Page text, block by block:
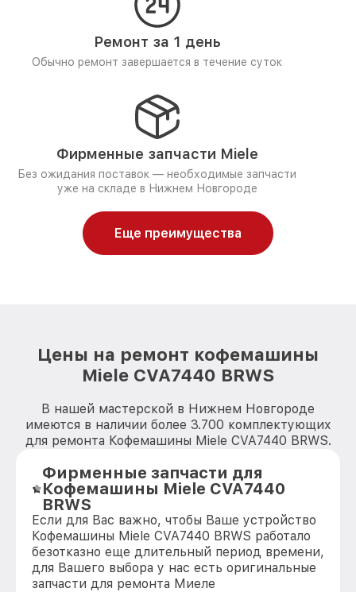
Ремонт за 1 день
Обычно ремонт завершается в течение суток
Фирменные запчасти Miele
Без ожидания поставок — необходимые запчасти
уже на складе в Нижнем Новгороде
Еще преимущества
Цены на ремонт кофемашины
Miele CVA7440 BRWS
В нашей мастерской в Нижнем Новгороде
имеются в наличии более 3.700 комплектующих
для ремонта Кофемашины Miele CVA7440 BRWS.
Фирменные запчасти для
Кофемашины Miele CVA7440
BRWS
Если для Вас важно, чтобы Ваше устройство
Кофемашины Miele CVA7440 BRWS работало
безотказно еще длительный период времени,
для Вашего выбора у нас есть оригинальные
запчасти для ремонта Миеле